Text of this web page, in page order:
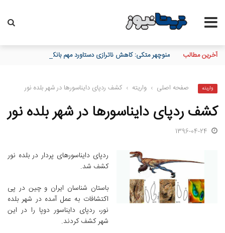
آخرین مطالب منوچهر متکی: کاهش ناترازی دستاورد مهم بانک مسکن در
واریته صفحه اصلی › واریته › کشف ردپای دایناسورها در شهر بلده نور
کشف ردپای دایناسورها در شهر بلده نور
1396-04-24
ردپای دایناسورهای پردار در بلده نور
کشف شد.
باستان شناسان ایران و چین در پی
اکتشافات به عمل آمده در شهر بلده
نور، ردپای دایناسور دوپا را در این
شهر کشف کردند.